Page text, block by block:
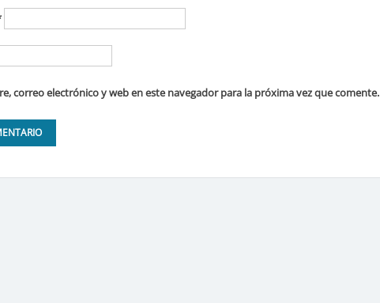
correo electrónico y web en este navegador para la próxima vez que comente.